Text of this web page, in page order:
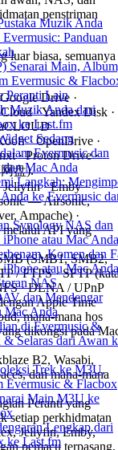
Muzik Anda
Panduan
Senarai Main,
Evermusic &
Peranti Lain
Muzik Anda dari
ke Last.fm
Sedang
Evermusic dan
Mac Anda
Langkah:
ke Evermusic
Synology NAS dan
atau Mac Anda
Komen dan
atau Mac Anda
NAS
dan Mendengar
Mac Anda
di Evermusic &
Selaras dari Awan
Trek ke M3U,
Evermusic & Flacbox
Main M3U ke
Lengkap dari
ke Last.fm
penstriman
luar biasa, semuanya
Drive ·
· Yandex Disk ·
· OpenDrive ·
· Proton Drive ·
盘).
· Emby ·
— Airsonic,
Ampache) ·
API yang
(SMB1, SMB2,
/ FTPS · SFTP
· DLNA / UPnP
Apple Time
mana-mana hos
dikongsi pada
B2, Wasabi,
dan mana-mana
Peranti yang
setiap perkhidmatan
Jellyfin, Emby,
pemacu terpasang,